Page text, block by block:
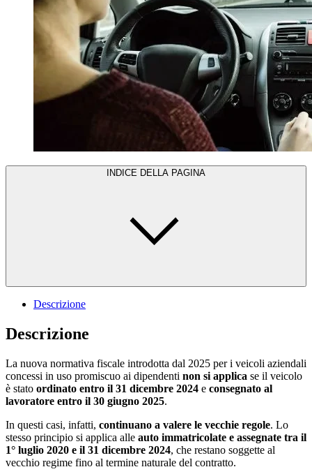
INDICE DELLA PAGINA
Descrizione
Descrizione
La nuova normativa fiscale introdotta dal 2025 per i veicoli aziendali
concessi in uso promiscuo ai dipendenti non si applica se il veicolo
è stato ordinato entro il 31 dicembre 2024 e consegnato al
lavoratore entro il 30 giugno 2025.
In questi casi, infatti, continuano a valere le vecchie regole. Lo
stesso principio si applica alle auto immatricolate e assegnate tra il
1° luglio 2020 e il 31 dicembre 2024, che restano soggette al
vecchio regime fino al termine naturale del contratto.